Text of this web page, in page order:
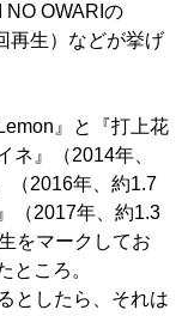
OWARIの
再生）などが挙げ
』と『打上花
ネ』（2014年、
（2016年、約1.7
（2017年、約1.3
をマークしてお
ところ。
としたら、それは